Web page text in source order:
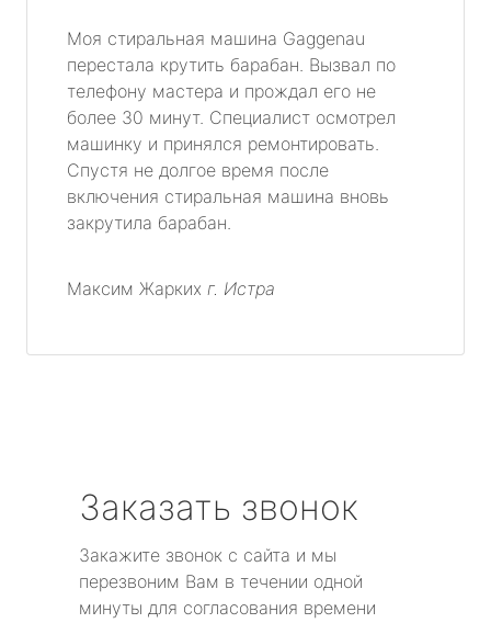
Моя стиральная машина Gaggenau
перестала крутить барабан. Вызвал по
телефону мастера и прождал его не
более 30 минут. Специалист осмотрел
машинку и принялся ремонтировать.
Спустя не долгое время после
включения стиральная машина вновь
закрутила барабан.
Максим Жарких г. Истра
Заказать звонок
Закажите звонок с сайта и мы
перезвоним Вам в течении одной
минуты для согласования времени